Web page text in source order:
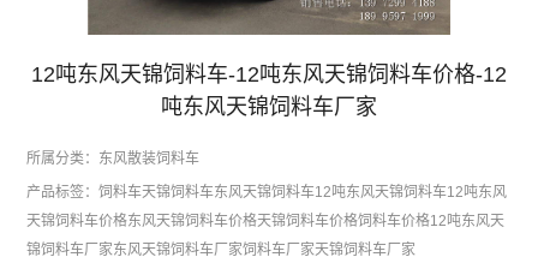
12吨东风天锦饲料车-12吨东风天锦饲料车价格-12
吨东风天锦饲料车厂家
所属分类： 东风散装饲料车
产品标签：饲料车天锦饲料车东风天锦饲料车12吨东风天锦饲料车12吨东风
天锦饲料车价格东风天锦饲料车价格天锦饲料车价格饲料车价格12吨东风天
锦饲料车厂家东风天锦饲料车厂家饲料车厂家天锦饲料车厂家